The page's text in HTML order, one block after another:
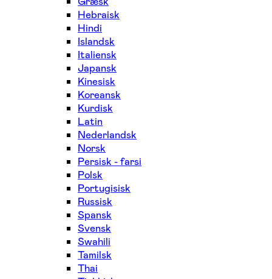
Hebraisk
Hindi
Islandsk
Italiensk
Japansk
Kinesisk
Koreansk
Kurdisk
Latin
Nederlandsk
Norsk
Persisk - farsi
Polsk
Portugisisk
Russisk
Spansk
Svensk
Swahili
Tamilsk
Thai